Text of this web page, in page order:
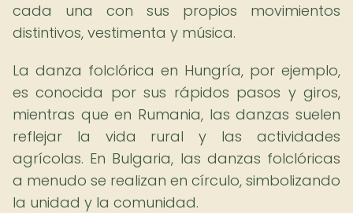
cada una con sus propios movimientos
distintivos, vestimenta y música.
La danza folclórica en Hungría, por ejemplo,
es conocida por sus rápidos pasos y giros,
mientras que en Rumania, las danzas suelen
reflejar la vida rural y las actividades
agrícolas. En Bulgaria, las danzas folclóricas
a menudo se realizan en círculo, simbolizando
la unidad y la comunidad.